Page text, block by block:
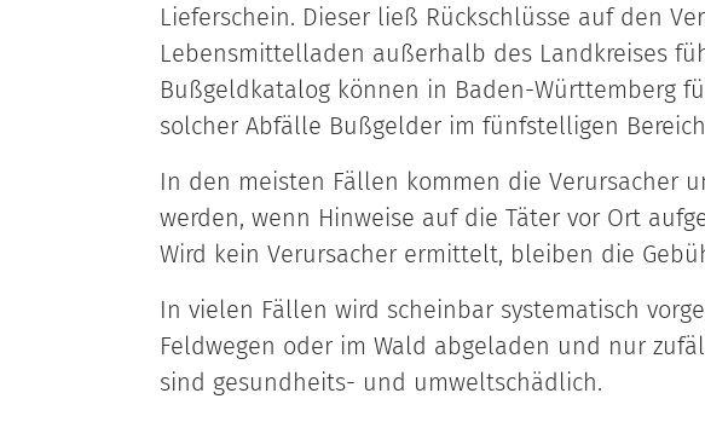
Lieferschein. Dieser ließ Rückschlüsse auf den
Lebensmittelladen außerhalb des Landkreises
Bußgeldkatalog können in Baden-Württemberg
solcher Abfälle Bußgelder im fünfstelligen
In den meisten Fällen kommen die Verursacher
werden, wenn Hinweise auf die Täter vor Ort
Wird kein Verursacher ermittelt, bleiben die
In vielen Fällen wird scheinbar systematisch
Feldwegen oder im Wald abgeladen und nur
sind gesundheits- und umweltschädlich.